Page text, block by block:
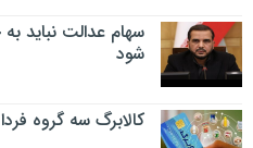
سهام عدالت نباید
شود
کالابرگ سه گروه